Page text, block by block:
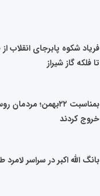
فریاد شکوه پابرجای انقلاب
تا فلکه گاز شیراز
بمناسبت ۲۲بهمن؛
خروج کردند
بانگ الله اکبر در سراسر لامرد